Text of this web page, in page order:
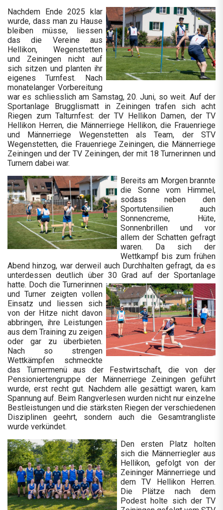
Nachdem Ende 2025 klar
wurde, dass man zu Hause
bleiben müsse, liessen
das die Vereine aus
Hellikon, Wegenstetten
und Zeiningen nicht auf
sich sitzen und planten ihr
eigenes Turnfest. Nach
monatelanger Vorbereitung
war es schliesslich am Samstag, 20. Juni, so weit. Auf der
Sportanlage Brugglismatt in Zeiningen trafen sich acht
Riegen zum Talturnfest: der TV Hellikon Damen, der TV
Hellikon Herren, die Männerriege Hellikon, die Frauenriege
und Männerriege Wegenstetten als Team, der STV
Wegenstetten, die Frauenriege Zeiningen, die Männerriege
Zeiningen und der TV Zeiningen, der mit 18 Turnerinnen und
Turnern dabei war.
Bereits am Morgen brannte
die Sonne vom Himmel,
sodass neben den
Sportutensilien auch
Sonnencreme, Hüte,
Sonnenbrillen und vor
allem der Schatten gefragt
waren. Da sich der
Wettkampf bis zum frühen
Abend hinzog, war derweil auch Durchhalten gefragt, da es
unterdessen deutlich über 30 Grad auf der Sportanlage
hatte. Doch die Turnerinnen
und Turner zeigten vollen
Einsatz und liessen sich
von der Hitze nicht davon
abbringen, ihre Leistungen
aus dem Training zu zeigen
oder gar zu überbieten.
Nach so strengen
Wettkämpfen schmeckte
das Turnermenü aus der Festwirtschaft, die von der
Pensioniertengruppe der Männerriege Zeiningen geführt
wurde, erst recht gut. Nachdem alle gesättigt waren, kam
Spannung auf. Beim Rangverlesen wurden nicht nur einzelne
Bestleistungen und die stärksten Riegen der verschiedenen
Disziplinen geehrt, sondern auch die Gesamtrangliste
wurde verkündet.
Den ersten Platz holten
sich die Männerriegler aus
Hellikon, gefolgt von der
Zeininger Männerriege und
dem TV Hellikon Herren.
Die Plätze nach dem
Podest holte sich der TV